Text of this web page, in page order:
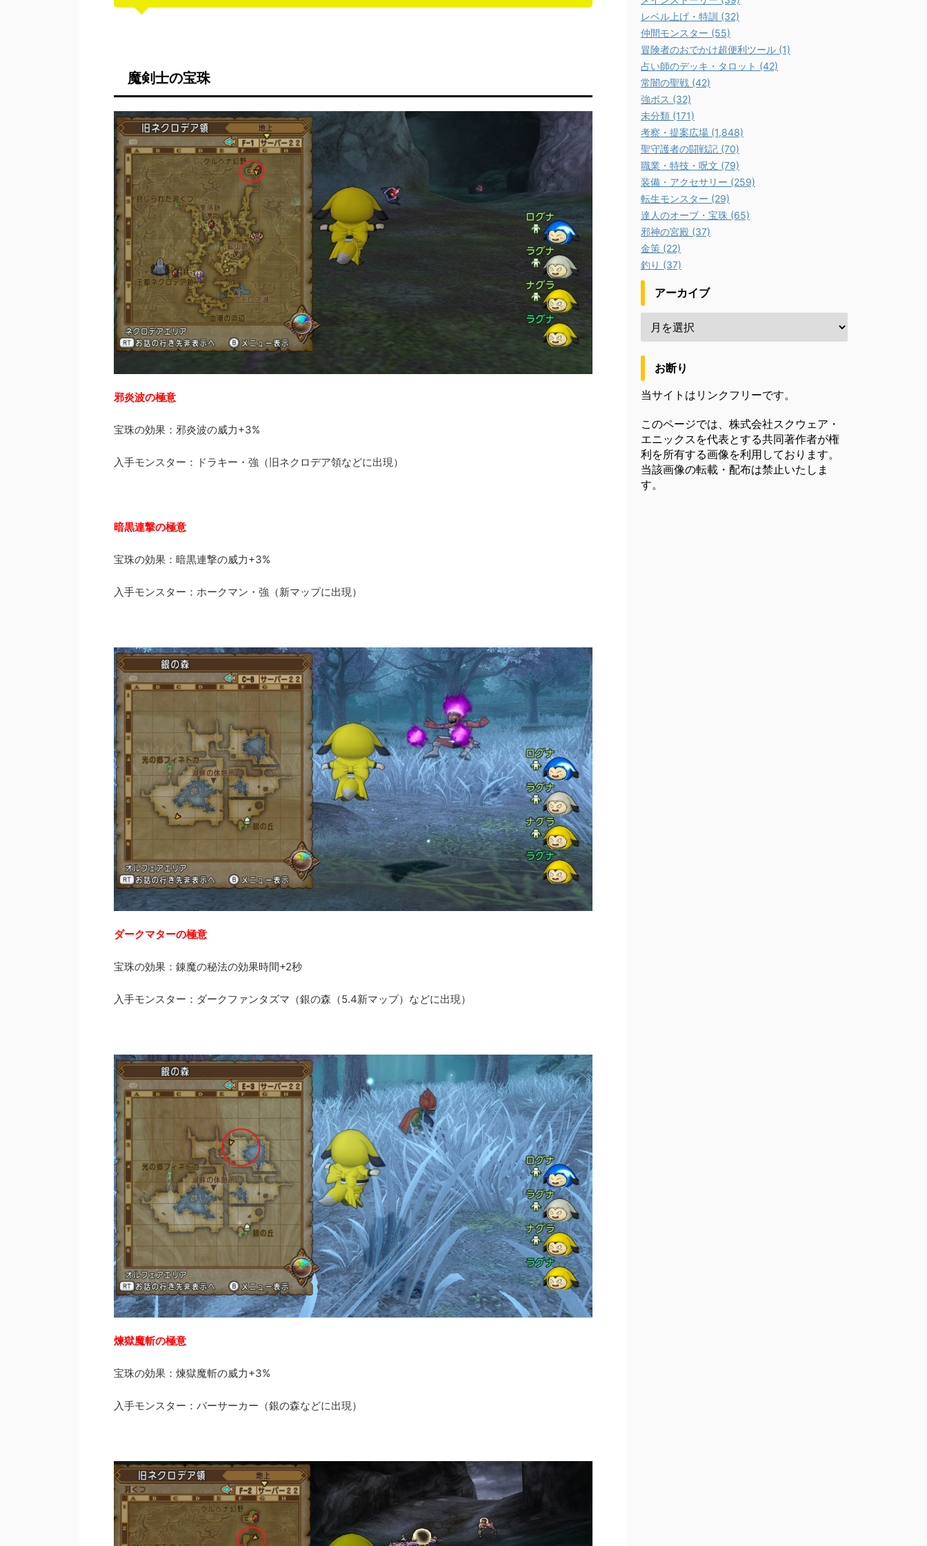
魔剣士の宝珠
邪炎波の極意
宝珠の効果：邪炎波の威力+3%
入手モンスター：ドラキー・強（旧ネクロデア領などに出現）
暗黒連撃の極意
宝珠の効果：暗黒連撃の威力+3%
入手モンスター：ホークマン・強（新マップに出現）
ダークマターの極意
宝珠の効果：錬魔の秘法の効果時間+2秒
入手モンスター：ダークファンタズマ（銀の森（5.4新マップ）などに出現）
煉獄魔斬の極意
宝珠の効果：煉獄魔斬の威力+3%
入手モンスター：バーサーカー（銀の森などに出現）
レベル上げ・特訓 (32)
仲間モンスター (55)
冒険者のおでかけ超便利ツール (1)
占い師のデッキ・タロット (42)
常闇の聖戦 (42)
強ボス (32)
未分類 (171)
考察・提案広場 (1,848)
聖守護者の闘戦記 (70)
職業・特技・呪文 (79)
装備・アクセサリー (259)
転生モンスター (29)
達人のオーブ・宝珠 (65)
邪神の宮殿 (37)
金策 (22)
釣り (37)
アーカイブ
お断り
当サイトはリンクフリーです。
このページでは、株式会社スクウェア・
エニックスを代表とする共同著作者が権
利を所有する画像を利用しております。
当該画像の転載・配布は禁止いたしま
す。